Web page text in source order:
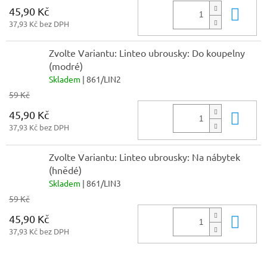
45,90 Kč
37,93 Kč bez DPH
Zvolte Variantu: Linteo ubrousky: Do koupelny
(modré)
Skladem | 861/LIN2
59 Kč
45,90 Kč
37,93 Kč bez DPH
Zvolte Variantu: Linteo ubrousky: Na nábytek
(hnědé)
Skladem | 861/LIN3
59 Kč
45,90 Kč
37,93 Kč bez DPH